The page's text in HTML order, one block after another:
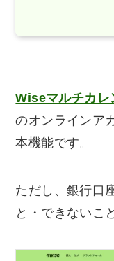
Wiseマルチカレ
のオンラインア
本機能です。
ただし、銀行口
と・できないこ